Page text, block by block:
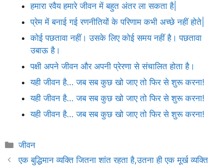
हमारा रवैय हमारे जीवन में बहुत अंतर ला सकता है|
प्रेम में बनाई गई रणनीतियों के परिणाम कभी अच्छे नहीं होते|
कोई पछतावा नहीं। उसके लिए कोई समय नहीं है। पछतावा
उबाऊ है।
पक्षी अपने जीवन और अपनी प्रेरणा से संचालित होता है।
यही जीवन है… जब सब कुछ खो जाए तो फिर से शुरू करना!
यही जीवन है… जब सब कुछ खो जाए तो फिर से शुरू करना!
यही जीवन है… जब सब कुछ खो जाए तो फिर से शुरू करना!
Categories
जीवन
एक बुद्धिमान व्यक्ति जितना शांत रहता है,उतना ही एक मूर्ख व्यक्ति